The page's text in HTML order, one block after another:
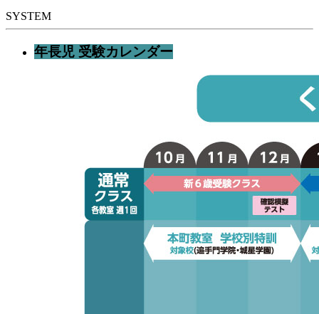
SYSTEM
年長児 受験カレンダー